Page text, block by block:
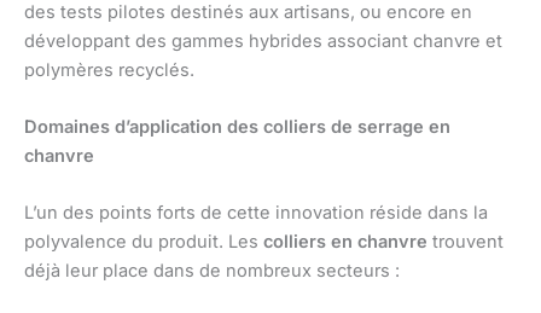
des tests pilotes destinés aux artisans, ou encore en
développant des gammes hybrides associant chanvre et
polymères recyclés.
Domaines d’application des colliers de serrage en
chanvre
L’un des points forts de cette innovation réside dans la
polyvalence du produit. Les colliers en chanvre trouvent
déjà leur place dans de nombreux secteurs :